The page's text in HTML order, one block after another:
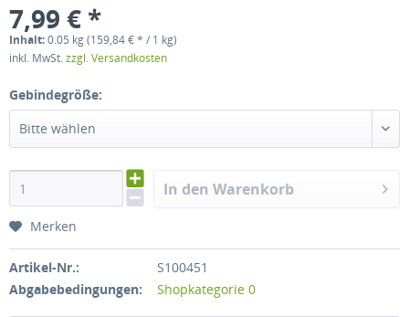
7,99 € *
Inhalt:0.05 kg (159,84 € * / 1 kg)
inkl. MwSt.zzgl. Versandkosten
Gebindegröße:
Bitte wählen
In den Warenkorb
Merken
Artikel-Nr.:
S100451
Abgabebedingungen:
Shopkategorie 0